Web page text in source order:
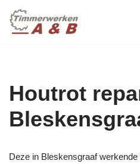
Ga
Houtrot
Deze in Bleskensgraaf